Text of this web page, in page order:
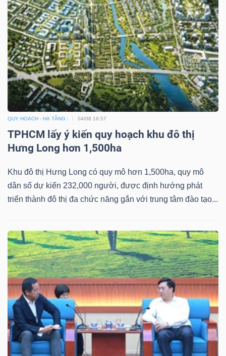
QUY HOẠCH - HẠ TẦNG 04/08 16:57
TPHCM lấy ý kiến quy hoạch khu đô thị
Hưng Long hơn 1,500ha
Khu đô thị Hưng Long có quy mô hơn 1,500ha, quy mô
dân số dự kiến 232,000 người, được định hướng phát
triển thành đô thị đa chức năng gắn với trung tâm đào tạo...
Bài
viết
của
tác
giả
(-)
Báo
phân
tích
(-)
Thuật
(-)
Dịch
vụ
(-)
Đào
tạo